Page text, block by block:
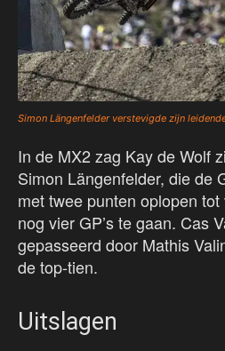
Simon Längenfelder verstevigde zijn
In de MX2 zag Kay de Wolf
Simon Längenfelder, die de
met twee punten oplopen
nog vier GP’s te gaan. Cas
gepasseerd door Mathis
de top-tien.
Uitslagen